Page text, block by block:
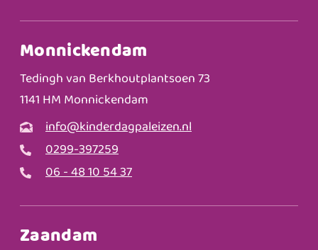
Monnickendam
Tedingh van Berkhoutplantsoen 73
1141 HM Monnickendam
info@kinderdagpaleizen.nl
0299-397259
06 - 48 10 54 37
Zaandam